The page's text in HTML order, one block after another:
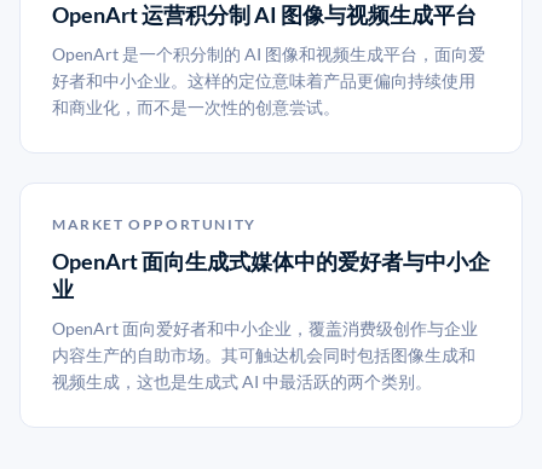
OpenArt 运营积分制 AI 图像与视频生成平台
OpenArt 是一个积分制的 AI 图像和视频生成平台，面向爱
好者和中小企业。这样的定位意味着产品更偏向持续使用
和商业化，而不是一次性的创意尝试。
MARKET OPPORTUNITY
OpenArt 面向生成式媒体中的爱好者与中小企
业
OpenArt 面向爱好者和中小企业，覆盖消费级创作与企业
内容生产的自助市场。其可触达机会同时包括图像生成和
视频生成，这也是生成式 AI 中最活跃的两个类别。